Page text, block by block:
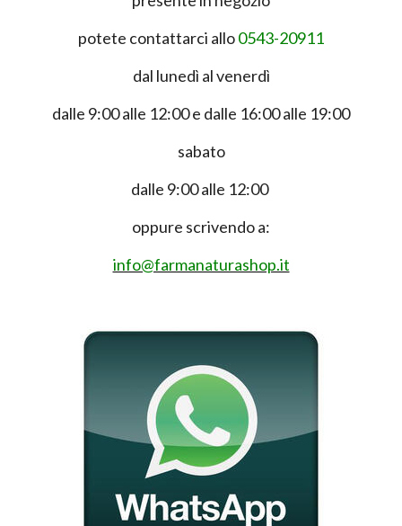
potete contattarci allo0543-20911
dal lunedì al venerdì
dalle 9:00 alle 12:00 e dalle 16:00 alle 19:00
sabato
dalle 9:00 alle 12:00
oppure scrivendo a:
info@farmanaturashop.it